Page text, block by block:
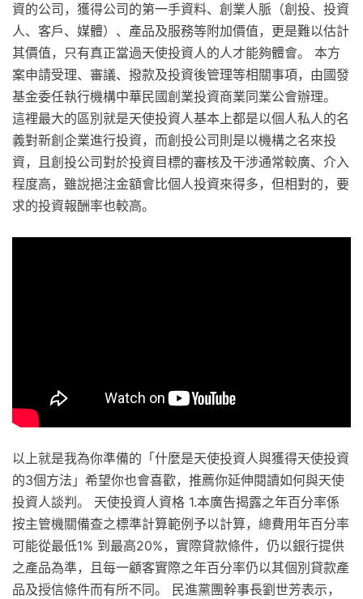
資的公司，獲得公司的第一手資料、創業人脈（創投、投資
人、客戶、媒體）、產品及服務等附加價值，更是難以估計
其價值，只有真正當過天使投資人的人才能夠體會。 本方
案申請受理、審議、撥款及投資後管理等相關事項，由國發
基金委任執行機構中華民國創業投資商業同業公會辦理。
這裡最大的區別就是天使投資人基本上都是以個人私人的名
義對新創企業進行投資，而創投公司則是以機構之名來投
資，且創投公司對於投資目標的審核及干涉通常較廣、介入
程度高，雖說挹注金額會比個人投資來得多，但相對的，要
求的投資報酬率也較高。
以上就是我為你準備的「什麼是天使投資人與獲得天使投資
的3個方法」希望你也會喜歡，推薦你延伸閱讀如何與天使
投資人談判。 天使投資人資格 1.本廣告揭露之年百分率係
按主管機關備查之標準計算範例予以計算，總費用年百分率
可能從最低1% 到最高20%，實際貸款條件，仍以銀行提供
之產品為準，且每一顧客實際之年百分率仍以其個別貸款產
品及授信條件而有所不同。 民進黨團幹事長劉世芳表示，